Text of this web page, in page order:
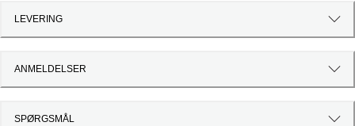
LEVERING
ANMELDELSER
SPØRGSMÅL